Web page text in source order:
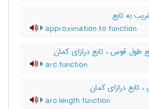
به تابع
approximation to function
طول قوس ، تابع درازای کمان
arc function
تابع درازای کمان
arc length function